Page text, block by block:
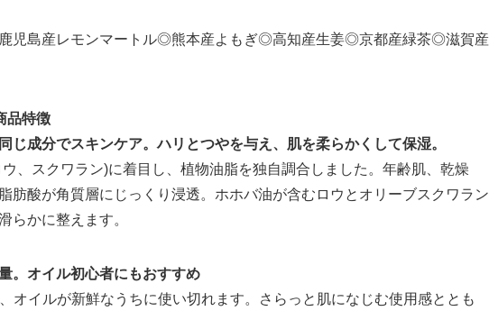
児島産レモンマートル◎熊本産よもぎ◎高知産生姜◎京都産緑茶◎滋賀産
品特徴
じ成分でスキンケア。ハリとつやを与え、肌を柔らかくして保湿。
、スクワラン)に着目し、植物油脂を独自調合しました。年齢肌、乾燥
肪酸が角質層にじっくり浸透。ホホバ油が含むロウとオリーブスクワラン
らかに整えます。
。オイル初心者にもおすすめ
オイルが新鮮なうちに使い切れます。さらっと肌になじむ使用感ととも